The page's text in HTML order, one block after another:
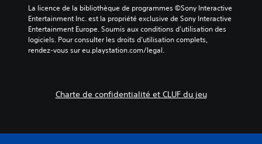
La licence de la bibliothèque de programmes ©Sony Interactive
Entertainment Inc. est la propriété exclusive de Sony Interactive
Entertainment Europe. Soumis aux conditions d’utilisation des
logiciels. Pour consulter les droits d’utilisation complets,
rendez-vous sur eu.playstation.com/legal.
Charte de confidentialité et CLUF du jeu